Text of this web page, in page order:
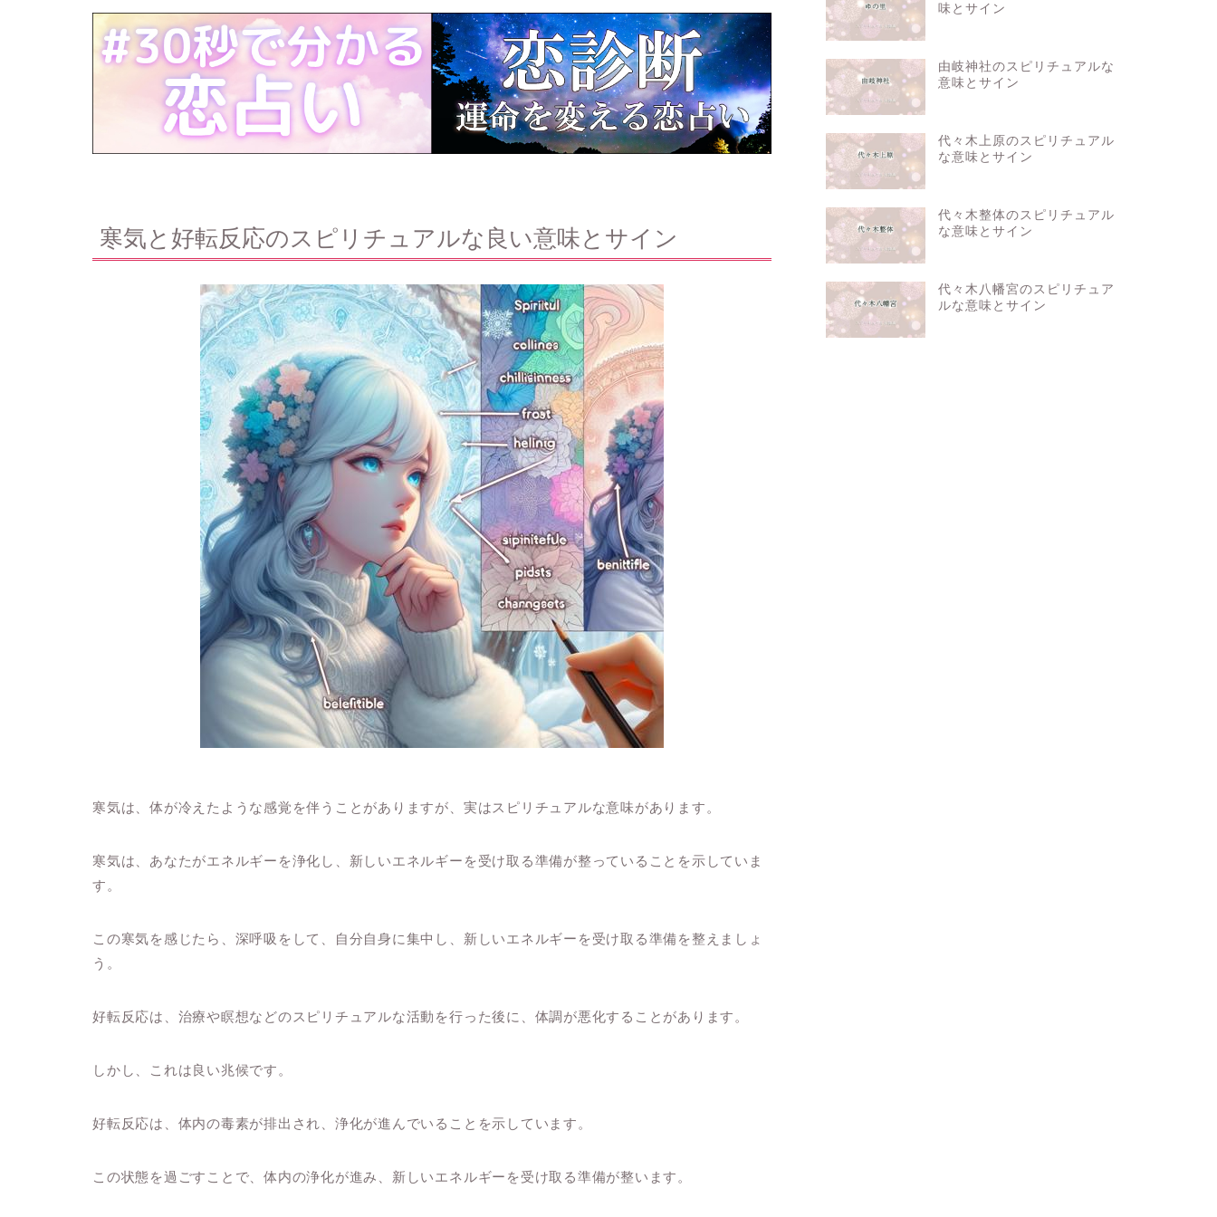
寒気と好転反応のスピリチュアルな良い意味とサイン
寒気は、体が冷えたような感覚を伴うことがありますが、実はスピリチュアルな意味があります。
寒気は、あなたがエネルギーを浄化し、新しいエネルギーを受け取る準備が整っていることを示していま
す。
この寒気を感じたら、深呼吸をして、自分自身に集中し、新しいエネルギーを受け取る準備を整えましょ
う。
好転反応は、治療や瞑想などのスピリチュアルな活動を行った後に、体調が悪化することがあります。
しかし、これは良い兆候です。
好転反応は、体内の毒素が排出され、浄化が進んでいることを示しています。
この状態を過ごすことで、体内の浄化が進み、新しいエネルギーを受け取る準備が整います。
味とサイン
由岐神社のスピリチュアルな
意味とサイン
代々木上原のスピリチュアル
な意味とサイン
代々木整体のスピリチュアル
な意味とサイン
代々木八幡宮のスピリチュア
ルな意味とサイン